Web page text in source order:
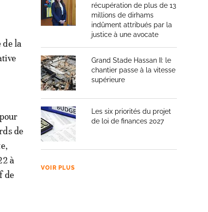
de la
de
à
de
récupération de plus de 13
millions de dirhams
indûment attribués par la
justice à une avocate
Grand Stade Hassan II: le
chantier passe à la vitesse
supérieure
Les six priorités du projet
de loi de finances 2027
VOIR PLUS